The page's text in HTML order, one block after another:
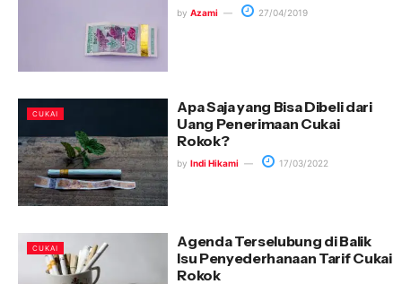
by Azami 27/04/2019
CUKAI
Apa Saja yang Bisa Dibeli dari
Uang Penerimaan Cukai
Rokok?
by Indi Hikami 17/03/2022
CUKAI
Agenda Terselubung di Balik
Isu Penyederhanaan Tarif Cukai
Rokok